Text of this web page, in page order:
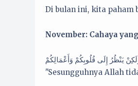
Di bulan ini, kita paham
November: Cahaya
"Sesungguhnya Allah